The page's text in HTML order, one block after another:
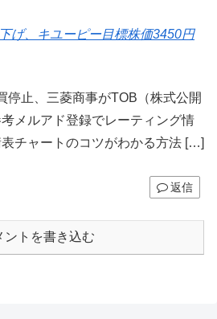
げ、キユーピー目標株価3450円
停止、三菱商事がTOB（株式公開
メルアド登録でレーティング情
チャートのコツがわかる方法 […]
返信
ントを書き込む